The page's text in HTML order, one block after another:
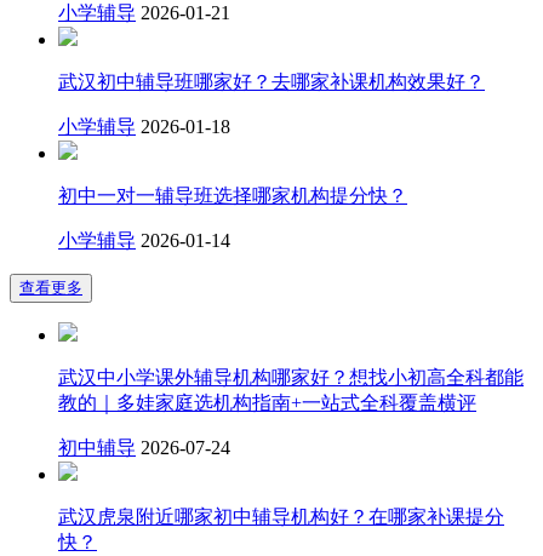
小学辅导 2026-01-21
武汉初中辅导班哪家好？去哪家补课机构效果好？
小学辅导 2026-01-18
初中一对一辅导班选择哪家机构提分快？
小学辅导 2026-01-14
查看更多
武汉中小学课外辅导机构哪家好？想找小初高全科都能
教的｜多娃家庭选机构指南+一站式全科覆盖横评
初中辅导 2026-07-24
武汉虎泉附近哪家初中辅导机构好？在哪家补课提分
快？